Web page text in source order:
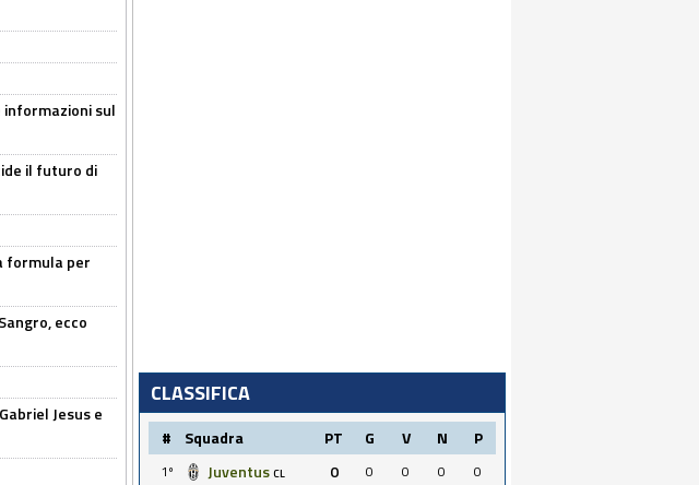
sul
il futuro di
formula per
ecco
Jesus e
CLASSIFICA
# Squadra PT G V N P
1º Juventus CL 0 0 0 0
0